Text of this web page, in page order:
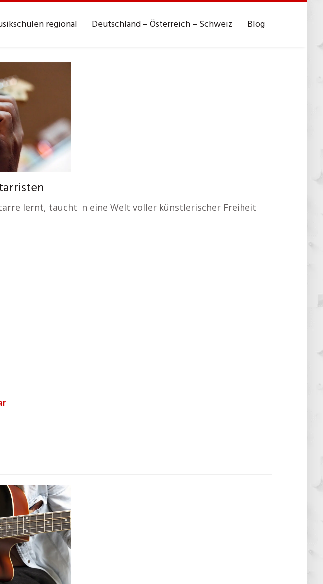
regional Deutschland – Österreich – Schweiz Blog
lernt, taucht in eine Welt voller künstlerischer Freiheit